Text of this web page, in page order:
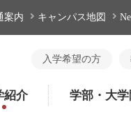
案内 キャンパス地図
入学希望の方
紹介 学部・大